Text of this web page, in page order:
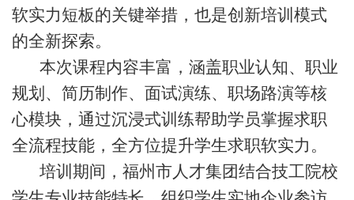
软实力短板的关键举措，也是创新培训模式
的全新探索。
本次课程内容丰富，涵盖职业认知、职业
规划、简历制作、面试演练、职场路演等核
心模块， 通过沉浸式训练帮助学员掌握求职
全流程技能 ， 全方位提升学生求职软实力。
培训期间，福州市人才集团结合技工院校